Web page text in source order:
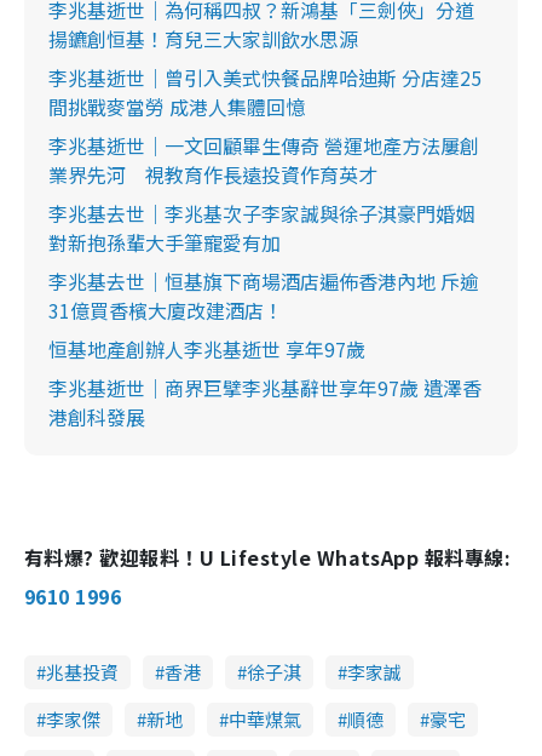
李兆基逝世｜為何稱四叔？新鴻基「三劍俠」分道
揚鑣創恒基！育兒三大家訓飲水思源
李兆基逝世｜曾引入美式快餐品牌哈迪斯 分店達25
間挑戰麥當勞 成港人集體回憶
李兆基逝世｜一文回顧畢生傳奇 營運地產方法屢創
業界先河 視教育作長遠投資作育英才
李兆基去世｜李兆基次子李家誠與徐子淇豪門婚姻
對新抱孫輩大手筆寵愛有加
李兆基去世｜恒基旗下商場酒店遍佈香港內地 斥逾
31億買香檳大廈改建酒店！
恒基地產創辦人李兆基逝世 享年97歲
李兆基逝世｜商界巨擘李兆基辭世享年97歲 遺澤香
港創科發展
有料爆? 歡迎報料！U Lifestyle WhatsApp 報料專線:
9610 1996
兆基投資 香港 徐子淇
李家誠
李家傑
新地 中華煤氣 順德
豪宅